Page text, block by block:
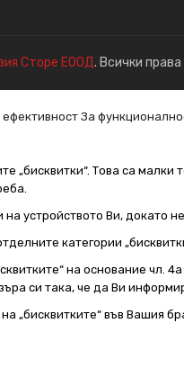
Сторе ЕООД. Всички
ефективност За
„бисквитки“. Това са
на устройството Ви,
категории
на основание чл.
си така, че да Ви
„бисквитките“ във Вашия